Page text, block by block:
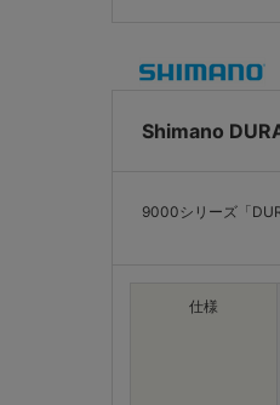
Shimano
9000シリーズ「
仕様